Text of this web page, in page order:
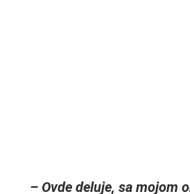
– Ovde deluje, sa mojom